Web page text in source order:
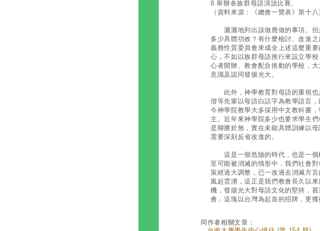
8.舉辦各族群母語演說比賽。
（資料來源：《總會一覽表》第十
灑灑地列出該做應做的事項。但
多少具體功效？有什麼檢討、改進
義務性質委員會來成全上述這麼重
心，不如以族群母語推行來設立學
心者開辦、教會配合推動的學校，
意識及認同發揚光大。
此外，神學教育對母語的重視也
偕等先輩以母語白話字為教學語言
今神學院教學大多採用中文教科書
主。近年來神學院多少也要求學生
是聊勝於無，實在未能具體訓練以
需要深刻反省改進的。
這是一個危險的時代，也是一個
至可能被消滅的情形中，我們社會
策經過大調整，已一改過去消滅方
風起雲湧，這正是我們教會長久以
機，發揚光大對母語文化的堅持，
會」這塊以台灣為起首的招牌，更獲
同作者相關文章：